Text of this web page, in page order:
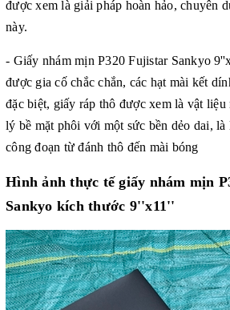
được xem là giải pháp hoàn hảo, chuyên
này.
- Giấy nhám mịn P320 Fujistar Sankyo
được gia cố chắc chắn, các hạt mài kết
đặc biệt, giấy ráp thô được xem là vật liệu
lý bề mặt phôi với một sức bền dẻo dai,
công đoạn từ đánh thô đến mài bóng
Hình ảnh thực tế giấy nhám mịn
Sankyo kích thước 9''x11''